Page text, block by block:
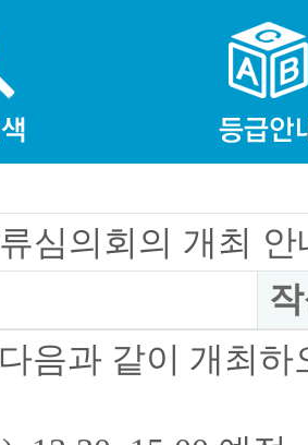
심의회의 개최 안
음과 같이 개최